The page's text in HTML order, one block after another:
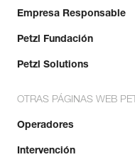
Empresa Responsable
Petzl Fundación
Petzl Solutions
OTRAS PÁGINAS WEB
Operadores
Intervención